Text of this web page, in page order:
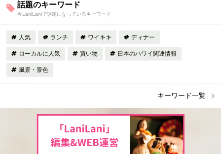
話題のキーワード
今LaniLaniで話題になっているキーワード
人気 ランチ ワイキキ ディナー
ローカルに人気 買い物 日本のハワイ関連情報
風景・景色
キーワード一覧